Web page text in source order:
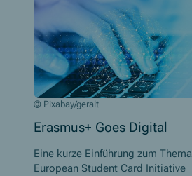
© Pixabay/geralt
Erasmus+ Goes Digital
Eine kurze Einführung zum Thema
European Student Card Initiative